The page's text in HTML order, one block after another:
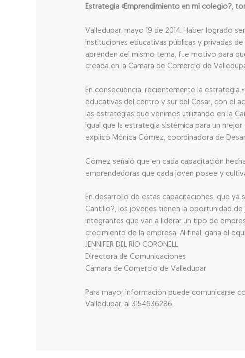
Estrategia «Emprendimiento en mi colegio?,
Valledupar, mayo 19 de 2014. Haber logrado
instituciones educativas públicas y privadas
aprenden del mismo tema, fue motivo para
creada en la Cámara de Comercio de
En consecuencia, recientemente la
educativas del centro y sur del Cesar, con el
las estrategias que venimos utilizando en la
igual que la estrategia sistémica para un
explicó Mónica Gómez, coordinadora de
Gómez señaló que en cada capacitación
emprendedoras que cada joven posee y
En desarrollo de estas capacitaciones, que ya
Cantillo?, los jóvenes tienen la oportunidad
integrantes que van a liderar un tipo de
crecimiento de la empresa. Al final, gana el
JENNIFER DEL RÍO CORONELL
Directora de Comunicaciones
Cámara de Comercio de Valledupar
Para mayor información puede comunicarse
Valledupar, al 3154636286.